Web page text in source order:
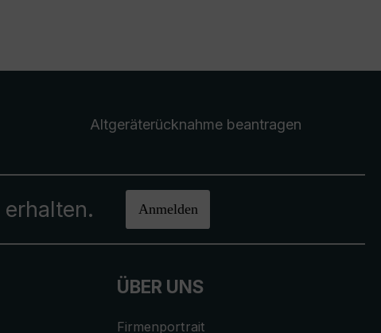
Altgeräterücknahme beantragen
erhalten. Anmelden
ÜBER UNS
Firmenportrait